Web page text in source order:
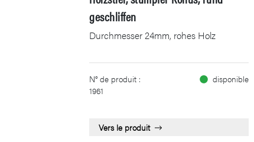
geschliffen
Durchmesser 24mm, rohes Holz
N° de produit :
1961
disponible
Vers le produit